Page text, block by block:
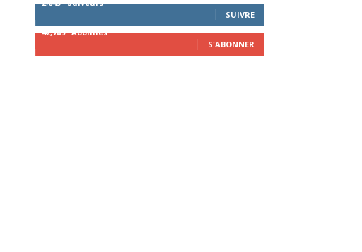
2,043 Suiveurs
SUIVRE
42,789 Abonnés
S'ABONNER